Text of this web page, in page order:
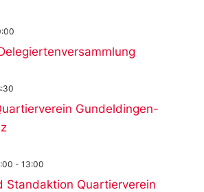
Gundeldingen-
Standaktion Quartierverein
- 13:00